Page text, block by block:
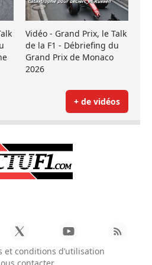
Vidéo - Grand Prix, le Talk
de la F1 - Débriefing du
Grand Prix de Monaco
2026
+ de vidéos
et conditions d’utilisation
contacter